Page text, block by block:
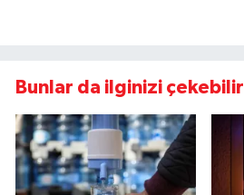
Bunlar da ilginizi çekebilir